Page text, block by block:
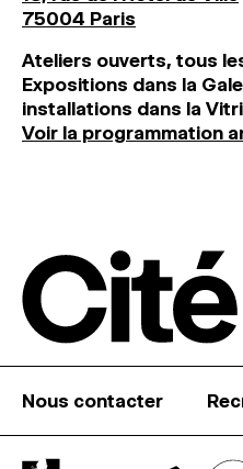
75004 Paris
Ateliers ouverts, tous
Expositions dans la
installations dans la
Voir la programmation
Nous contacter